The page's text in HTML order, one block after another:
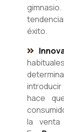
éxito.
hace
la venta